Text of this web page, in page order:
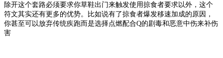
除开这个套路必须要求你草鞋出门来触发使用掠食者要求以外，这个
符文其实还有更多的优势。比如说有了掠食者爆发移速加成的原因，
你甚至可以放弃传统疾跑而是选择点燃配合Q的剧毒和恶意中伤来补伤
害